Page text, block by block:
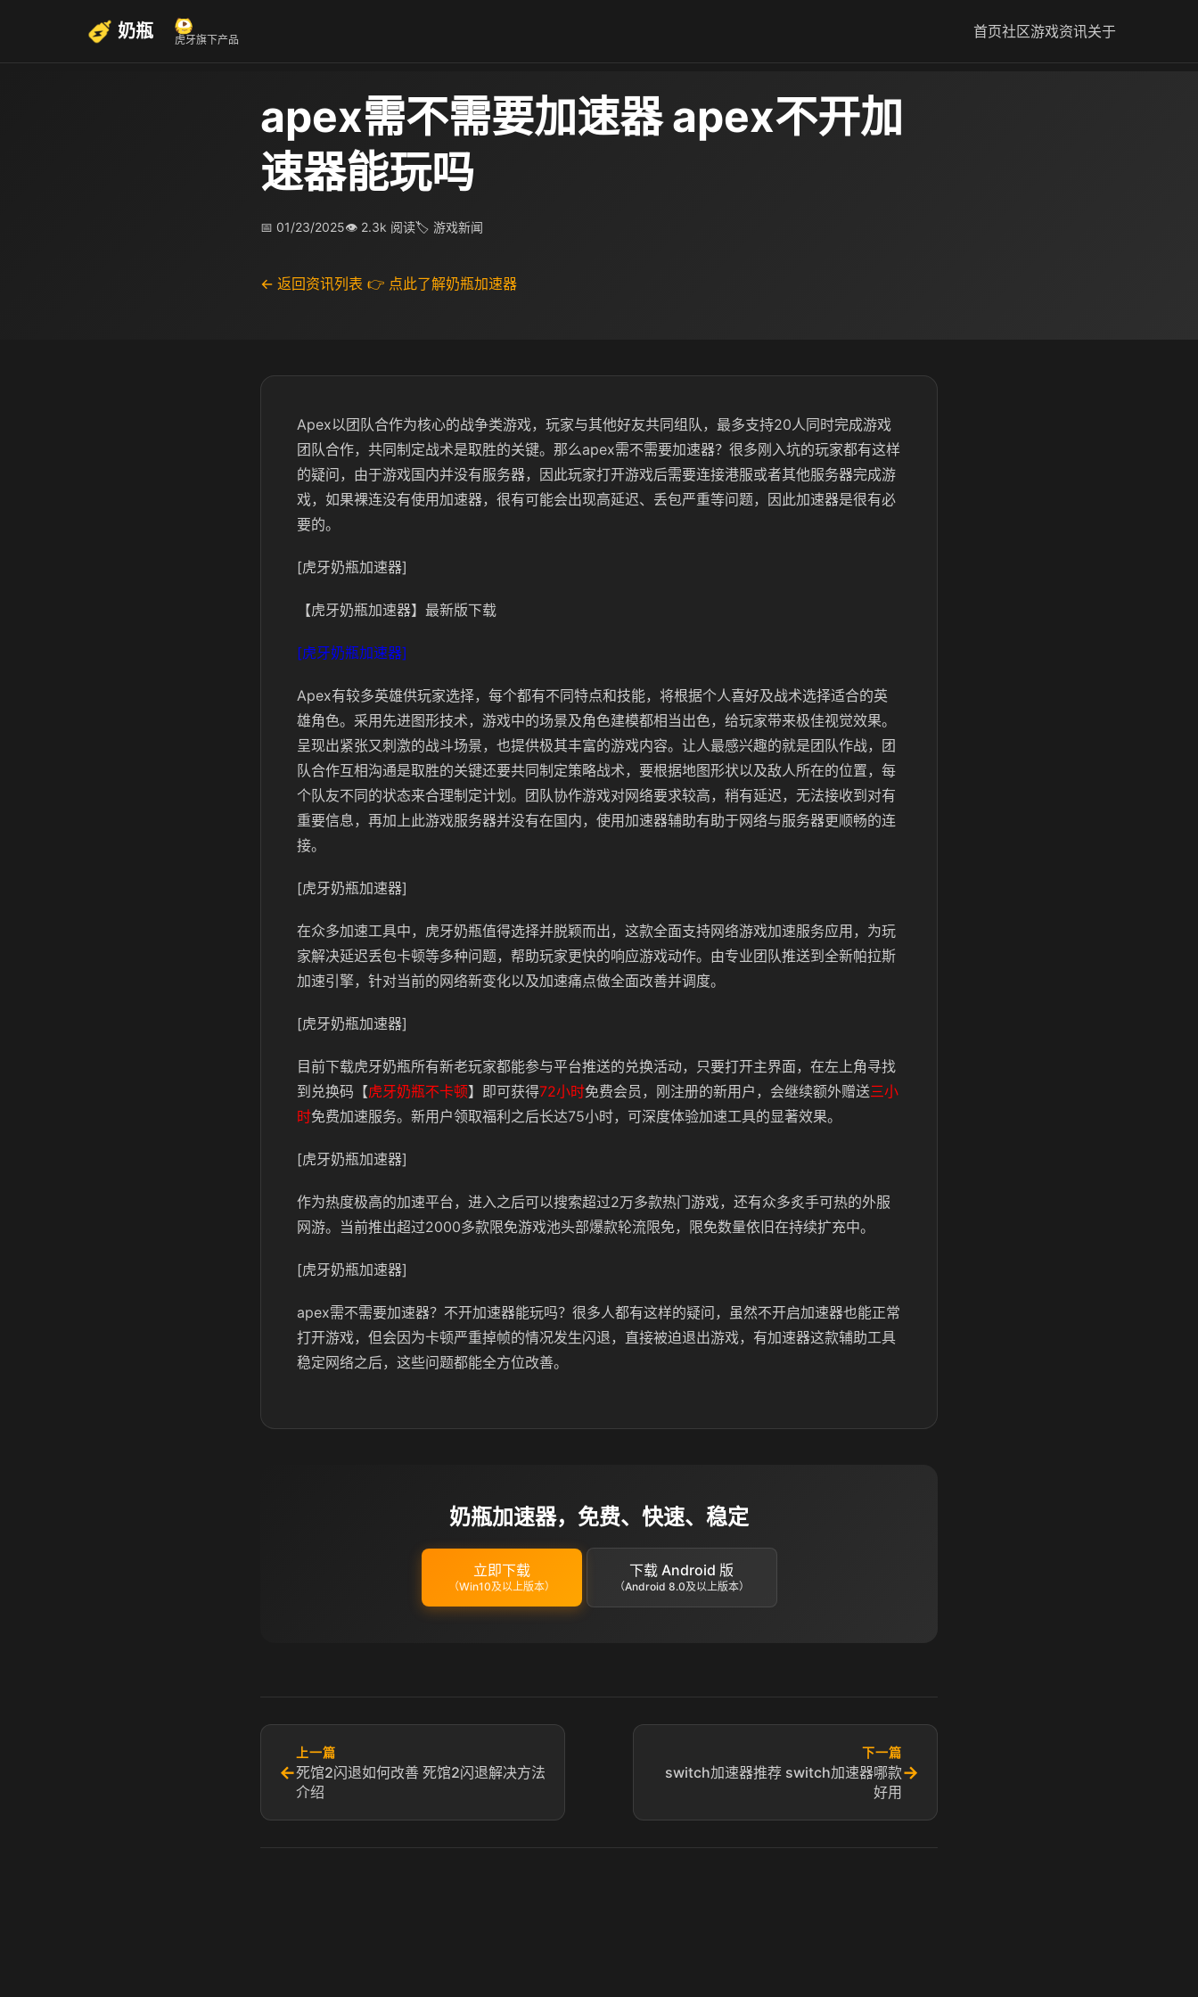
奶瓶 虎牙旗下产品 首页社区游戏资讯关于
apex需不需要加速器 apex不开加
速器能玩吗
📅 01/23/2025👁 2.3k 阅读🏷 游戏新闻
← 返回资讯列表 👉 点此了解奶瓶加速器
Apex以团队合作为核心的战争类游戏，玩家与其他好友共同组队，最多支持20人同时完成游戏
团队合作，共同制定战术是取胜的关键。那么apex需不需要加速器？很多刚入坑的玩家都有这样
的疑问，由于游戏国内并没有服务器，因此玩家打开游戏后需要连接港服或者其他服务器完成游
戏，如果裸连没有使用加速器，很有可能会出现高延迟、丢包严重等问题，因此加速器是很有必
要的。
[虎牙奶瓶加速器]
【虎牙奶瓶加速器】最新版下载
[虎牙奶瓶加速器]
Apex有较多英雄供玩家选择，每个都有不同特点和技能，将根据个人喜好及战术选择适合的英
雄角色。采用先进图形技术，游戏中的场景及角色建模都相当出色，给玩家带来极佳视觉效果。
呈现出紧张又刺激的战斗场景，也提供极其丰富的游戏内容。让人最感兴趣的就是团队作战，团
队合作互相沟通是取胜的关键还要共同制定策略战术，要根据地图形状以及敌人所在的位置，每
个队友不同的状态来合理制定计划。团队协作游戏对网络要求较高，稍有延迟，无法接收到对有
重要信息，再加上此游戏服务器并没有在国内，使用加速器辅助有助于网络与服务器更顺畅的连
接。
[虎牙奶瓶加速器]
在众多加速工具中，虎牙奶瓶值得选择并脱颖而出，这款全面支持网络游戏加速服务应用，为玩
家解决延迟丢包卡顿等多种问题，帮助玩家更快的响应游戏动作。由专业团队推送到全新帕拉斯
加速引擎，针对当前的网络新变化以及加速痛点做全面改善并调度。
[虎牙奶瓶加速器]
目前下载虎牙奶瓶所有新老玩家都能参与平台推送的兑换活动，只要打开主界面，在左上角寻找
到兑换码【虎牙奶瓶不卡顿】即可获得72小时免费会员，刚注册的新用户，会继续额外赠送三小
时免费加速服务。新用户领取福利之后长达75小时，可深度体验加速工具的显著效果。
[虎牙奶瓶加速器]
作为热度极高的加速平台，进入之后可以搜索超过2万多款热门游戏，还有众多炙手可热的外服
网游。当前推出超过2000多款限免游戏池头部爆款轮流限免，限免数量依旧在持续扩充中。
[虎牙奶瓶加速器]
apex需不需要加速器？不开加速器能玩吗？很多人都有这样的疑问，虽然不开启加速器也能正常
打开游戏，但会因为卡顿严重掉帧的情况发生闪退，直接被迫退出游戏，有加速器这款辅助工具
稳定网络之后，这些问题都能全方位改善。
奶瓶加速器，免费、快速、稳定
立即下载
（Win10及以上版本）
下载 Android 版
（Android 8.0及以上版本）
←
上一篇
死馆2闪退如何改善 死馆2闪退解决方法
介绍
下一篇
switch加速器推荐 switch加速器哪款
好用
→